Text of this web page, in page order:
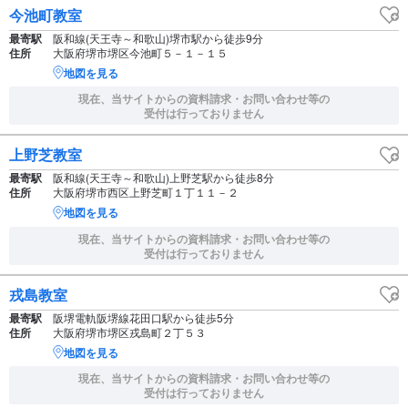
今池町教室
最寄駅 阪和線(天王寺～和歌山)堺市駅から徒歩9分
住所 大阪府堺市堺区今池町５－１－１５
地図を見る
現在、当サイトからの資料請求・お問い合わせ等の
受付は行っておりません
上野芝教室
最寄駅 阪和線(天王寺～和歌山)上野芝駅から徒歩8分
住所 大阪府堺市西区上野芝町１丁１１－２
地図を見る
現在、当サイトからの資料請求・お問い合わせ等の
受付は行っておりません
戎島教室
最寄駅 阪堺電軌阪堺線花田口駅から徒歩5分
住所 大阪府堺市堺区戎島町２丁５３
地図を見る
現在、当サイトからの資料請求・お問い合わせ等の
受付は行っておりません